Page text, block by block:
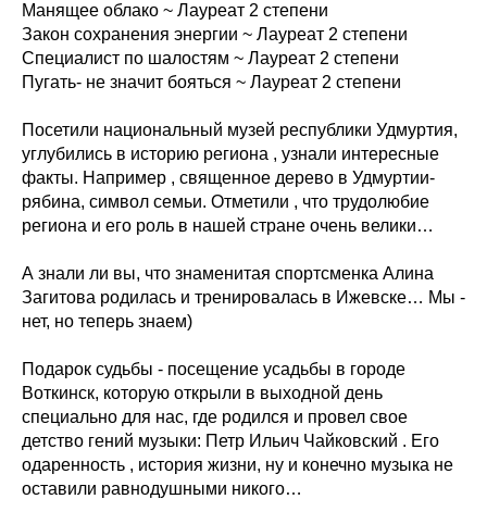
Манящее облако ~ Лауреат 2 степени
Закон сохранения энергии ~ Лауреат 2 степени
Специалист по шалостям ~ Лауреат 2 степени
Пугать- не значит бояться ~ Лауреат 2 степени
Посетили национальный музей республики Удмуртия,
углубились в историю региона , узнали интересные
факты. Например , священное дерево в Удмуртии-
рябина, символ семьи. Отметили , что трудолюбие
региона и его роль в нашей стране очень велики…
А знали ли вы, что знаменитая спортсменка Алина
Загитова родилась и тренировалась в Ижевске… Мы -
нет, но теперь знаем)
Подарок судьбы - посещение усадьбы в городе
Воткинск, которую открыли в выходной день
специально для нас, где родился и провел свое
детство гений музыки: Петр Ильич Чайковский . Его
одаренность , история жизни, ну и конечно музыка не
оставили равнодушными никого…